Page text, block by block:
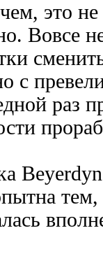
это не
Вовсе
с
раз
тем,